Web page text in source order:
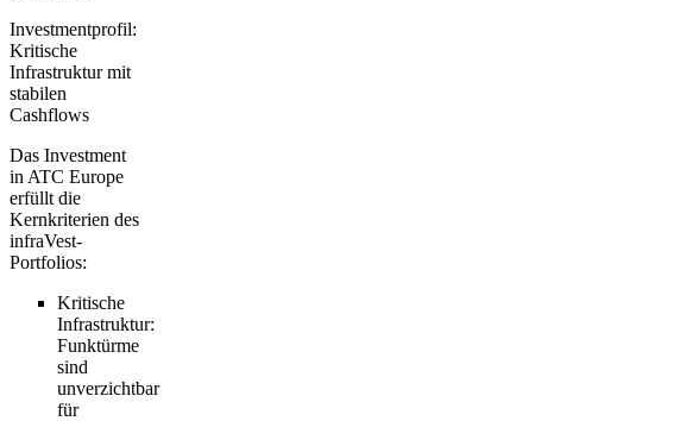
Investmentprofil:
Kritische
Infrastruktur mit
stabilen
Cashflows
Das Investment
in ATC Europe
erfüllt die
Kernkriterien des
infraVest-
Portfolios:
Kritische
Infrastruktur:
Funktürme
sind
unverzichtbar
für